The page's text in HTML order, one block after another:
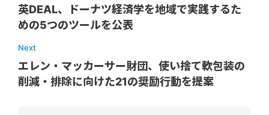
英DEAL、ドーナツ経済学を地域で実践するた
めの5つのツールを公表
Next
エレン・マッカーサー財団、使い捨て軟包装の
削減・排除に向けた21の奨励行動を提案